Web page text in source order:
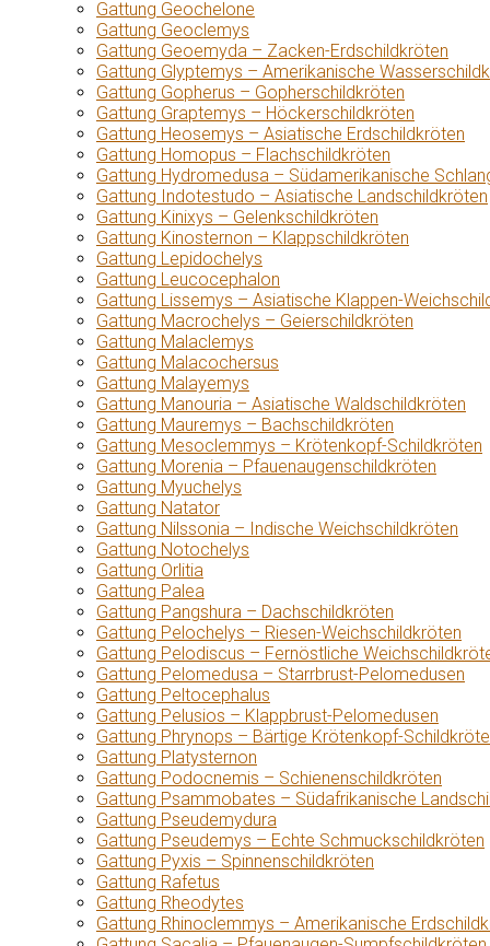
Gattung Geochelone
Gattung Geoclemys
Gattung Geoemyda – Zacken-Erdschildkröten
Gattung Glyptemys – Amerikanische
Gattung Gopherus – Gopherschildkröten
Gattung Graptemys – Höckerschildkröten
Gattung Heosemys – Asiatische Erdschildkröten
Gattung Homopus – Flachschildkröten
Gattung Hydromedusa – Südamerikanische
Gattung Indotestudo – Asiatische Landschildkröten
Gattung Kinixys – Gelenkschildkröten
Gattung Kinosternon – Klappschildkröten
Gattung Lepidochelys
Gattung Leucocephalon
Gattung Lissemys – Asiatische Klappen-
Gattung Macrochelys – Geierschildkröten
Gattung Malaclemys
Gattung Malacochersus
Gattung Malayemys
Gattung Manouria – Asiatische Waldschildkröten
Gattung Mauremys – Bachschildkröten
Gattung Mesoclemmys – Krötenkopf-Schildkröten
Gattung Morenia – Pfauenaugenschildkröten
Gattung Myuchelys
Gattung Natator
Gattung Nilssonia – Indische Weichschildkröten
Gattung Notochelys
Gattung Orlitia
Gattung Palea
Gattung Pangshura – Dachschildkröten
Gattung Pelochelys – Riesen-Weichschildkröten
Gattung Pelodiscus – Fernöstliche
Gattung Pelomedusa – Starrbrust-Pelomedusen
Gattung Peltocephalus
Gattung Pelusios – Klappbrust-Pelomedusen
Gattung Phrynops – Bärtige Krötenkopf-
Gattung Platysternon
Gattung Podocnemis – Schienenschildkröten
Gattung Psammobates – Südafrikanische
Gattung Pseudemydura
Gattung Pseudemys – Echte Schmuckschildkröten
Gattung Pyxis – Spinnenschildkröten
Gattung Rafetus
Gattung Rheodytes
Gattung Rhinoclemmys – Amerikanische